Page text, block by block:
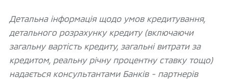
Детальна інформація щодо умов кредитування,
детального розрахунку кредиту (включаючи
загальну вартість кредиту, загальні витрати за
кредитом, реальну річну процентну ставку тощо)
надається консультантами Банків - партнерів